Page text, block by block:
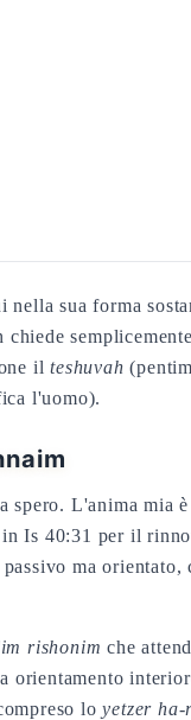
chiede
ilteshuvah
l'uomo).
spero. L'anima mia
ma orientato,
rishonim che
orientamento
loyetzer